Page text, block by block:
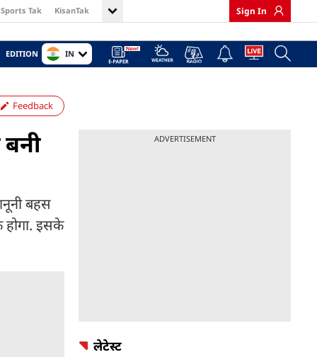
Sports Tak KisanTak Sign In
EDITION IN
Feedback
बहस
होगा. इसके
ADVERTISEMENT
लेटेस्ट